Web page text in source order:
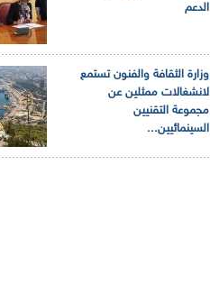
الدعم
وزارة الثقافة والفنون تستمع
لانشغالات ممثلين عن
مجموعة التقنيين
السينمائيين...